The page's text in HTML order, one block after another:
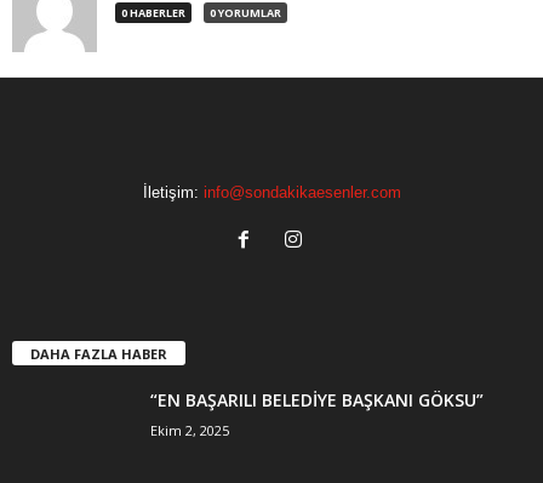
0 HABERLER 0 YORUMLAR
İletişim: info@sondakikaesenler.com
DAHA FAZLA HABER
“EN BAŞARILI BELEDİYE BAŞKANI GÖKSU”
Ekim 2, 2025